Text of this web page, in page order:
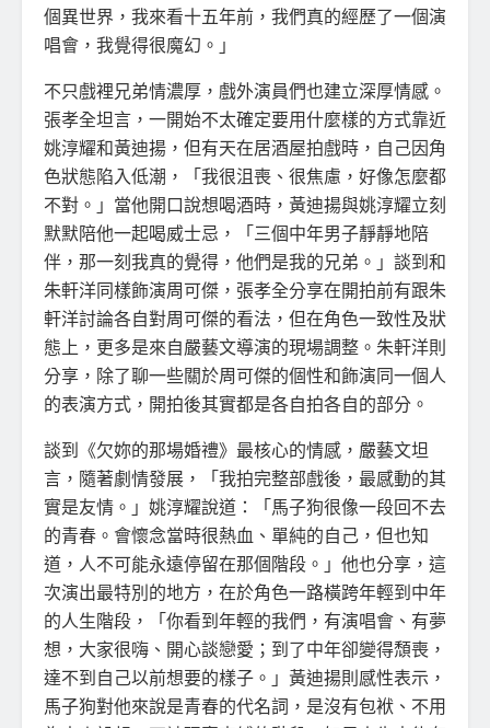
個異世界，我來看十五年前，我們真的經歷了一個演
唱會，我覺得很魔幻。」
不只戲裡兄弟情濃厚，戲外演員們也建立深厚情感。
張孝全坦言，一開始不太確定要用什麼樣的方式靠近
姚淳耀和黃迪揚，但有天在居酒屋拍戲時，自己因角
色狀態陷入低潮，「我很沮喪、很焦慮，好像怎麼都
不對。」當他開口說想喝酒時，黃迪揚與姚淳耀立刻
默默陪他一起喝威士忌，「三個中年男子靜靜地陪
伴，那一刻我真的覺得，他們是我的兄弟。」談到和
朱軒洋同樣飾演周可傑，張孝全分享在開拍前有跟朱
軒洋討論各自對周可傑的看法，但在角色一致性及狀
態上，更多是來自嚴藝文導演的現場調整。朱軒洋則
分享，除了聊一些關於周可傑的個性和飾演同一個人
的表演方式，開拍後其實都是各自拍各自的部分。
談到《欠妳的那場婚禮》最核心的情感，嚴藝文坦
言，隨著劇情發展，「我拍完整部戲後，最感動的其
實是友情。」姚淳耀說道：「馬子狗很像一段回不去
的青春。會懷念當時很熱血、單純的自己，但也知
道，人不可能永遠停留在那個階段。」他也分享，這
次演出最特別的地方，在於角色一路橫跨年輕到中年
的人生階段，「你看到年輕的我們，有演唱會、有夢
想，大家很嗨、開心談戀愛；到了中年卻變得頹喪，
達不到自己以前想要的樣子。」黃迪揚則感性表示，
馬子狗對他來說是青春的代名詞，是沒有包袱、不用